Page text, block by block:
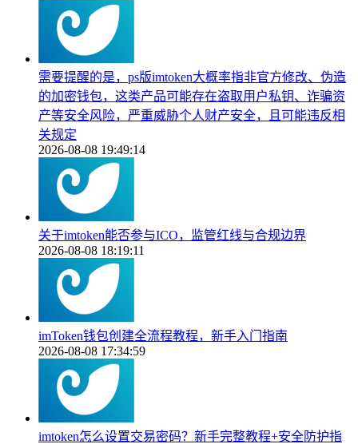
需要提醒的是，ps版imtoken大概率指非官方修改、伪造
的加密钱包，这类产品可能存在盗取用户私钥、诈骗资
产等安全风险，严重威胁个人财产安全，且可能违反相
关规定
2026-08-08 19:49:14
关于imtoken能否参与ICO，监管红线与合规边界
2026-08-08 18:19:11
imToken钱包创建全流程教程，新手入门指南
2026-08-08 17:34:59
imtoken怎么设置交易密码？新手完整教程+安全防护指